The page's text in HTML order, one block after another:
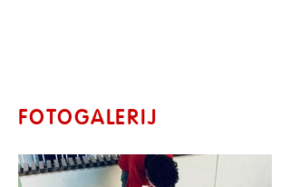
FOTOGALERIJ